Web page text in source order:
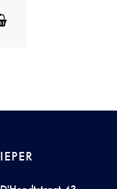
IEPER